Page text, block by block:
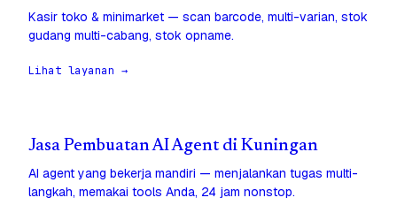
Kasir toko & minimarket — scan barcode, multi-varian, stok
gudang multi-cabang, stok opname.
Lihat layanan →
Jasa Pembuatan AI Agent di Kuningan
AI agent yang bekerja mandiri — menjalankan tugas multi-
langkah, memakai tools Anda, 24 jam nonstop.